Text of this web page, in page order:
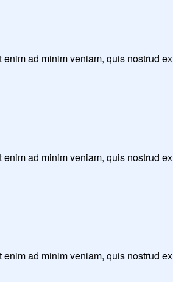
ad minim veniam, quis nostrud ex
ad minim veniam, quis nostrud ex
ad minim veniam, quis nostrud ex